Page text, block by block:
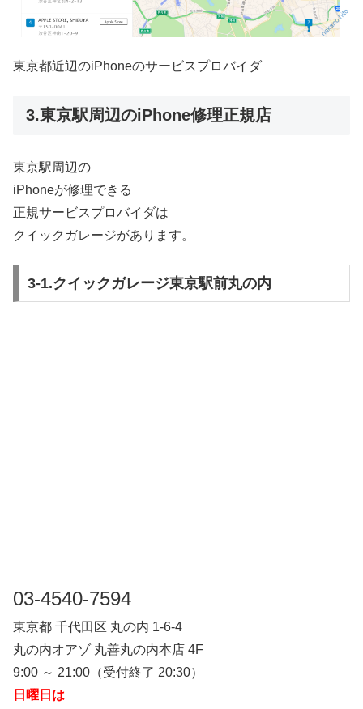
東京都近辺のiPhoneのサービスプロバイダ
3.東京駅周辺のiPhone修理正規店
東京駅周辺の
iPhoneが修理できる
正規サービスプロバイダは
クイックガレージがあります。
3-1.クイックガレージ東京駅前丸の内
03-4540-7594
東京都 千代田区 丸の内 1-6-4
丸の内オアゾ 丸善丸の内本店 4F
9:00 ～ 21:00（受付終了 20:30）
日曜日は